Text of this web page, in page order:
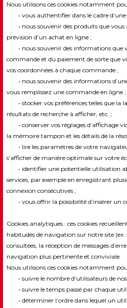
Nous utilisons ces cookies notamment
• vous authentifier dans le cadre d’une
• nous souvenir des produits que vous
prévision d’un achat en ligne ;
• nous souvenir des informations que
commande et du paiement de sorte que
vos coordonnées à chaque commande ;
• nous souvenir des informations
vous remplissez une commande en ligne ;
• stocker vos préférences telles que la
résultats de recherche à afficher, etc. ;
• conserver vos réglages d’affichage
la mémoire tampon et les détails de la
• lire les paramètres de votre
s’afficher de manière optimale sur votre
• identifier une potentielle utilisation
services, par exemple en enregistrant
connexion consécutives ;
• vous offrir la possibilité d’insérer un
Cookies analytiques : ces cookies
habitudes de navigation sur notre site (ex
consultées, la réception de messages
navigation plus pertinente et conviviale.
Nous utilisons ces cookies notamment
• suivre le nombre d’utilisateurs de
• suivre le temps passé par chaque
• déterminer l’ordre dans lequel un